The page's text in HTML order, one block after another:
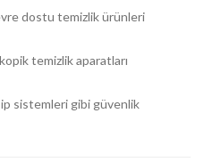
dostu temizlik ürünleri
temizlik aparatları
sistemleri gibi güvenlik